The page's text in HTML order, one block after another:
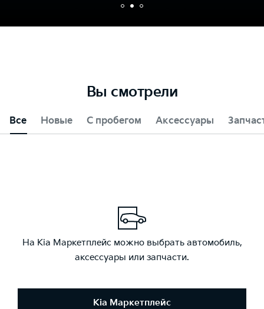
Вы смотрели
Все Новые С пробегом Аксессуары
На Kia Маркетплейс можно выбрать автомобиль,
аксессуары или запчасти.
Kia Маркетплейс